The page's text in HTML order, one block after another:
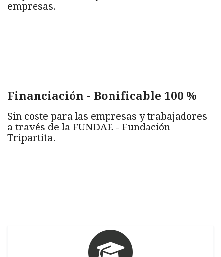
empresas.
Financiación - Bonificable 100 %
Sin coste para las empresas y trabajadores
a través de la FUNDAE - Fundación
Tripartita.